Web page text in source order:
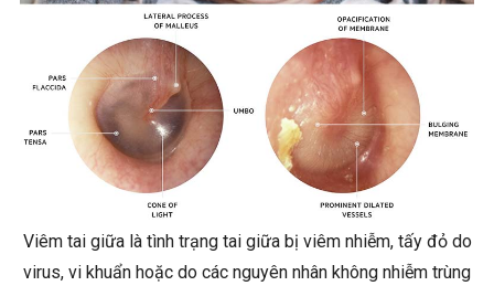
Viêm tai giữa là tình trạng tai giữa bị viêm nhiễm, tấy đỏ do
virus, vi khuẩn hoặc do các nguyên nhân không nhiễm trùng